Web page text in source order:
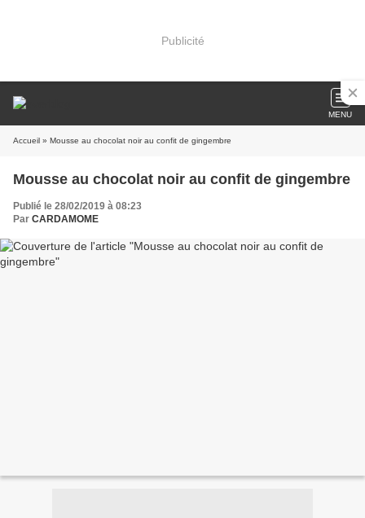
Publicité
MENU
Accueil » Mousse au chocolat noir au confit de gingembre
Mousse au chocolat noir au confit de gingembre
Publié le 28/02/2019 à 08:23
Par CARDAMOME